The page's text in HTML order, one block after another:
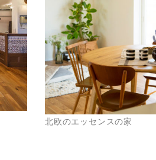
北欧のエッセンスの家